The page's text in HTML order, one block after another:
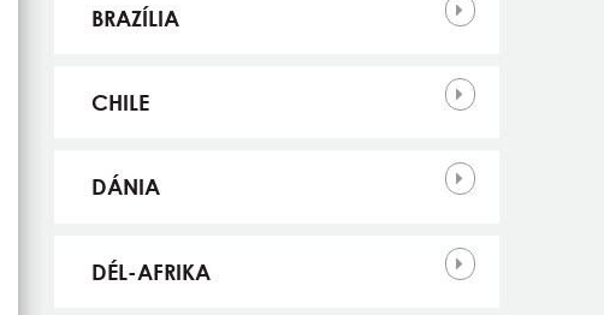
BRAZÍLIA
CHILE
DÁNIA
DÉL-AFRIKA